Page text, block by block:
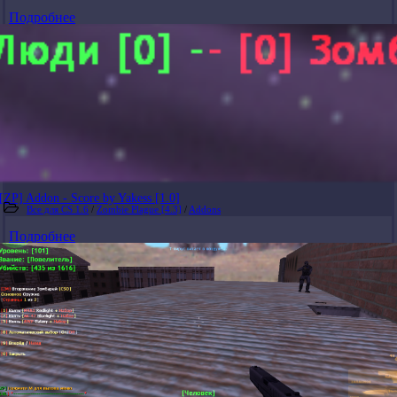
Подробнее
[ZP] Addon - Score by Yakess [1.0]
Все для CS 1.6 / Zombie Plague [4.3] / Addons
Подробнее